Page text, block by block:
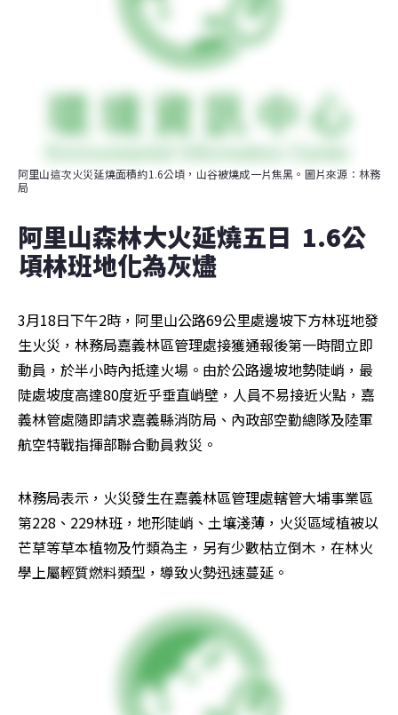
阿里山這次火災延燒面積約1.6公頃，山谷被燒成一片焦黑。圖片來源：林務
局
阿里山森林大火延燒五日  1.6公
頃林班地化為灰燼
3月18日下午2時，阿里山公路69公里處邊坡下方林班地發
生火災，林務局嘉義林區管理處接獲通報後第一時間立即
動員，於半小時內抵達火場。由於公路邊坡地勢陡峭，最
陡處坡度高達80度近乎垂直峭壁，人員不易接近火點，嘉
義林管處隨即請求嘉義縣消防局、內政部空勤總隊及陸軍
航空特戰指揮部聯合動員救災。
林務局表示，火災發生在嘉義林區管理處轄管大埔事業區
第228、229林班，地形陡峭、土壤淺薄，火災區域植被以
芒草等草本植物及竹類為主，另有少數枯立倒木，在林火
學上屬輕質燃料類型，導致火勢迅速蔓延。